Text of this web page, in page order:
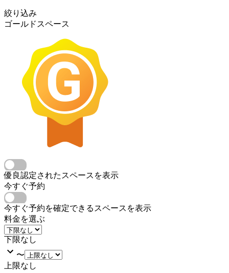
絞り込み
ゴールドスペース
優良認定されたスペースを表示
今すぐ予約
今すぐ予約を確定できるスペースを表示
料金を選ぶ
下限なし
〜
上限なし